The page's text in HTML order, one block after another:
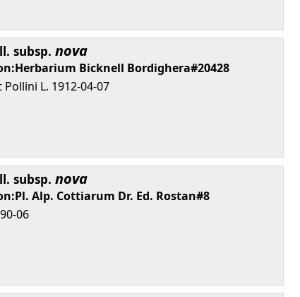
subsp. nova
Bicknell Bordighera#20428
L. 1912-04-07
subsp. nova
Alp. Cottiarum Dr. Ed. Rostan#8
06